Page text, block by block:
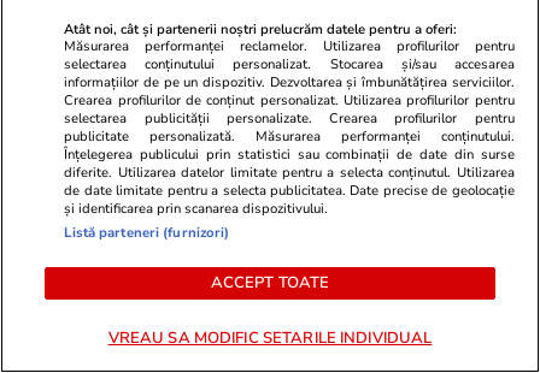
PARTENERI
Libertateapentrufemei.ro
Felicitări, Filip! La ce liceu a intrat
Avantaje.ro
Ea - 52, el -
Atât noi, cât și partenerii noștri prelucrăm datele pentru a oferi:
Măsurarea performanței reclamelor. Utilizarea profilurilor pentru
selectarea conținutului personalizat. Stocarea și/sau accesarea
informațiilor de pe un dispozitiv. Dezvoltarea și îmbunătățirea serviciilor.
Crearea profilurilor de conținut personalizat. Utilizarea profilurilor pentru
selectarea publicității personalizate. Crearea profilurilor pentru
publicitate personalizată. Măsurarea performanței conținutului.
Înțelegerea publicului prin statistici sau combinații de date din surse
diferite. Utilizarea datelor limitate pentru a selecta conținutul. Utilizarea
de date limitate pentru a selecta publicitatea. Date precise de geolocație
și identificarea prin scanarea dispozitivului.
Listă parteneri (furnizori)
ACCEPT TOATE
VREAU SA MODIFIC SETARILE INDIVIDUAL